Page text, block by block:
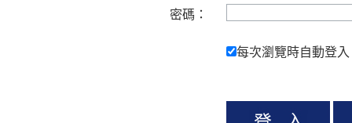
密碼：
每次瀏覽時自動登入